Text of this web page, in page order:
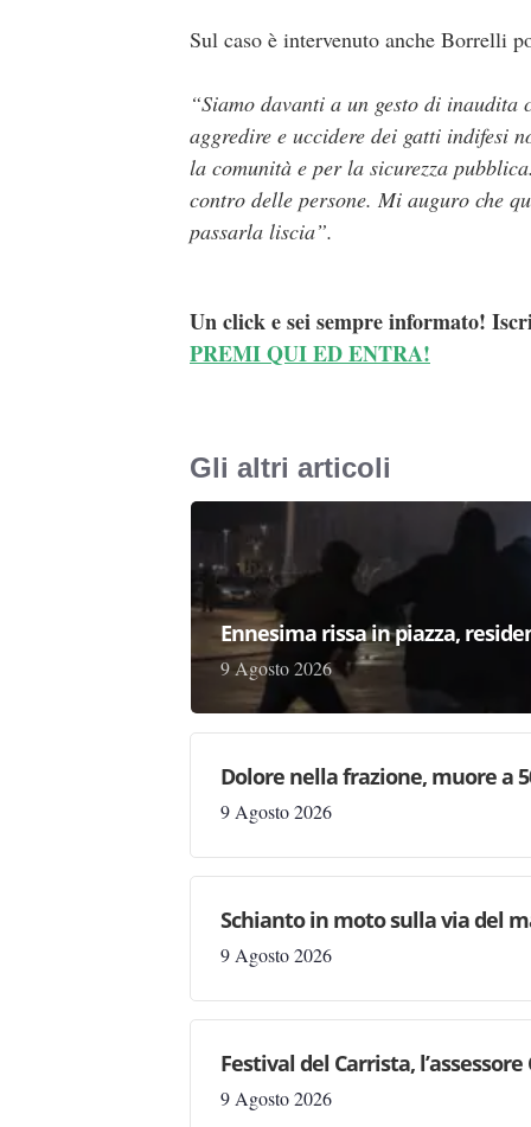
Sul caso è intervenuto anche Borrelli
“Siamo davanti a un gesto di
aggredire e uccidere dei gatti indifesi
la comunità e per la sicurezza
contro delle persone. Mi auguro che
passarla liscia”.
Un click e sei sempre informato!
PREMI QUI ED ENTRA!
Gli altri articoli
Ennesima rissa in piazza,
9 Agosto 2026
Dolore nella frazione, muore a
9 Agosto 2026
Schianto in moto sulla via del
9 Agosto 2026
Festival del Carrista,
9 Agosto 2026